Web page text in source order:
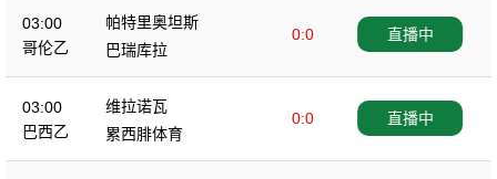
03:00
哥伦乙
帕特里奥坦斯
0:0
巴瑞库拉
直播中
03:00
巴西乙
维拉诺瓦
0:0
累西腓体育
直播中